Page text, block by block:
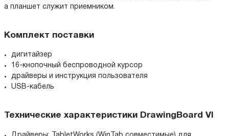
а планшет служит приемником.
Комплект поставки
дигитайзер
16-кнопочный беспроводной курсор
драйверы и инструкция пользователя
USB-кабель
Технические характеристики DrawingBoard VI